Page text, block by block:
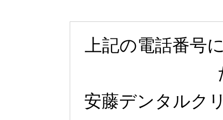
上記の電話番号
安藤デンタルク